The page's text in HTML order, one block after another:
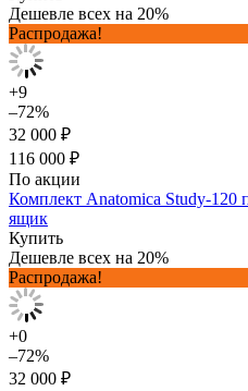
Дешевле всех на 20%
Распродажа!
+9
–72%
32 000 ₽
116 000 ₽
По акции
Комплект Anatomica Study-120
ящик
Купить
Дешевле всех на 20%
Распродажа!
+0
–72%
32 000 ₽